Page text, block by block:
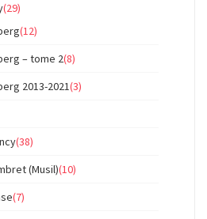
(29)
(12)
– tome 2(8)
2013-2021(3)
(38)
(Musil)(10)
(7)